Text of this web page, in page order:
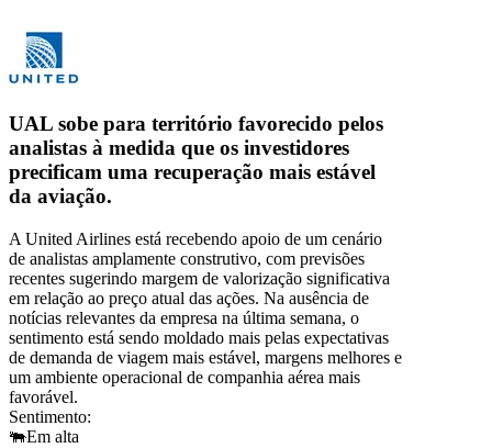
UAL sobe para território favorecido pelos
analistas à medida que os investidores
precificam uma recuperação mais estável
da aviação.
A United Airlines está recebendo apoio de um cenário
de analistas amplamente construtivo, com previsões
recentes sugerindo margem de valorização significativa
em relação ao preço atual das ações. Na ausência de
notícias relevantes da empresa na última semana, o
sentimento está sendo moldado mais pelas expectativas
de demanda de viagem mais estável, margens melhores e
um ambiente operacional de companhia aérea mais
favorável.
Sentimento:
🐃Em alta